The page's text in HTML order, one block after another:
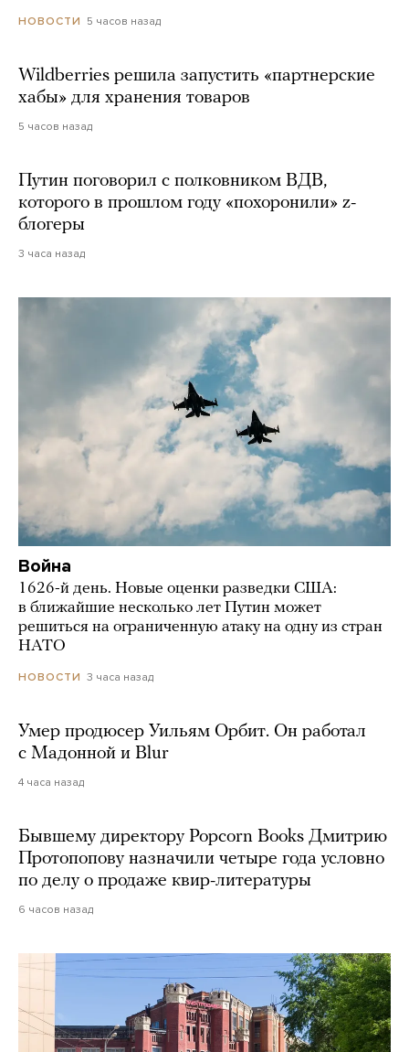
НОВОСТИ 5 часов назад
Wildberries решила запустить «партнерские
хабы» для хранения товаров
5 часов назад
Путин поговорил с полковником ВДВ,
которого в прошлом году «похоронили» z-
блогеры
3 часа назад
Война
1626-й день. Новые оценки разведки США:
в ближайшие несколько лет Путин может
решиться на ограниченную атаку на одну из стран
НАТО
НОВОСТИ 3 часа назад
Умер продюсер Уильям Орбит. Он работал
с Мадонной и Blur
4 часа назад
Бывшему директору Popcorn Books Дмитрию
Протопопову назначили четыре года условно
по делу о продаже квир-литературы
6 часов назад